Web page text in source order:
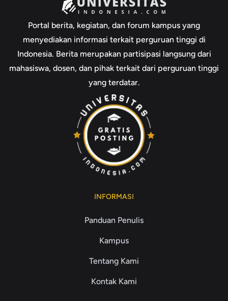
Portal berita, kegiatan, dan forum kampus yang
menyediakan informasi terkait perguruan tinggi di
Indonesia. Berita merupakan partisipasi langsung dari
mahasiswa, dosen, dan pihak terkait dari perguruan tinggi
yang terdatar.
INFORMASI
Panduan Penulis
Kampus
Tentang Kami
Kontak Kami